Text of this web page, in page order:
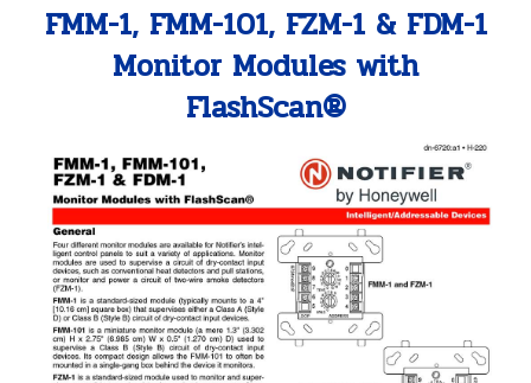
FMM-1, FMM-101, FZM-1 & FDM-1
Monitor Modules with
FlashScan®